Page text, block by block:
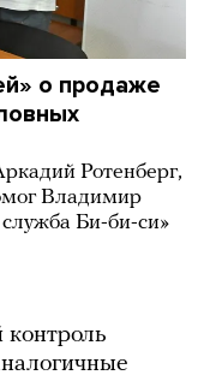
о продаже
Ротенберг,
Владимир
Би-би-си»